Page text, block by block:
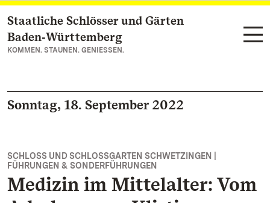
Zum Hauptinhalt springen
Staatliche Schlösser und Gärten
Baden‑Württemberg
KOMMEN. STAUNEN. GENIESSEN.
Sonntag, 18. September 2022
SCHLOSS UND SCHLOSSGARTEN SCHWETZINGEN |
FÜHRUNGEN & SONDERFÜHRUNGEN
Medizin im Mittelalter: Vom